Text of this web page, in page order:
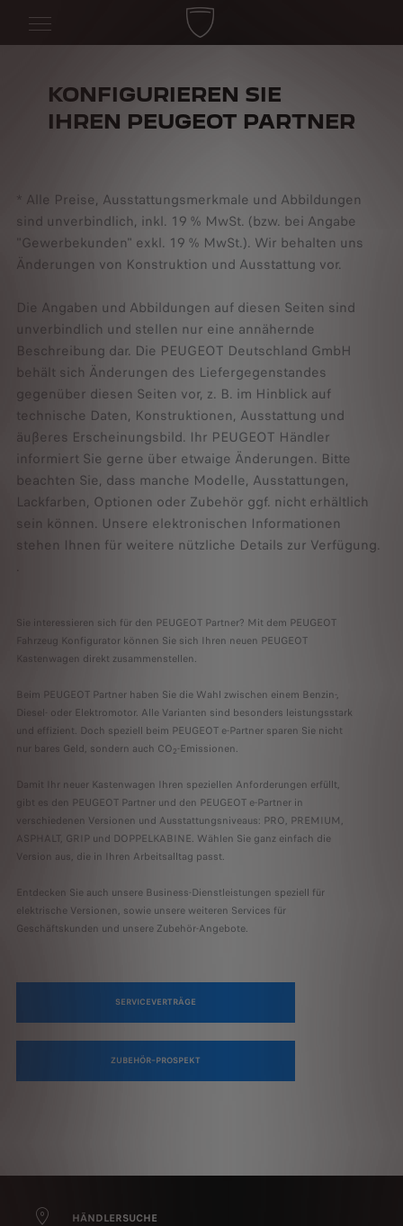
KONFIGURIEREN SIE
IHREN PEUGEOT PARTNER
* Alle Preise, Ausstattungsmerkmale und Abbildungen
sind unverbindlich, inkl. 19 % MwSt. (bzw. bei Angabe
"Gewerbekunden" exkl. 19 % MwSt.). Wir behalten uns
Änderungen von Konstruktion und Ausstattung vor.
Die Angaben und Abbildungen auf diesen Seiten sind
unverbindlich und stellen nur eine annähernde
Beschreibung dar. Die PEUGEOT Deutschland GmbH
behält sich Änderungen des Liefergegenstandes
gegenüber diesen Seiten vor, z. B. im Hinblick auf
technische Daten, Konstruktionen, Ausstattung und
äußeres Erscheinungsbild. Ihr PEUGEOT Händler
informiert Sie gerne über etwaige Änderungen. Bitte
beachten Sie, dass manche Modelle, Ausstattungen,
Lackfarben, Optionen oder Zubehör ggf. nicht erhältlich
sein können. Unsere elektronischen Informationen
stehen Ihnen für weitere nützliche Details zur Verfügung.
.
Sie interessieren sich für den PEUGEOT Partner? Mit dem PEUGEOT
Fahrzeug Konfigurator können Sie sich Ihren neuen PEUGEOT
Kastenwagen direkt zusammenstellen.
Beim PEUGEOT Partner haben Sie die Wahl zwischen einem Benzin-,
Diesel- oder Elektromotor. Alle Varianten sind besonders leistungsstark
und effizient. Doch speziell beim PEUGEOT e-Partner sparen Sie nicht
nur bares Geld, sondern auch CO2-Emissionen.
Damit Ihr neuer Kastenwagen Ihren speziellen Anforderungen erfüllt,
gibt es den PEUGEOT Partner und den PEUGEOT e-Partner in
verschiedenen Versionen und Ausstattungsniveaus: PRO, PREMIUM,
ASPHALT, GRIP und DOPPELKABINE. Wählen Sie ganz einfach die
Version aus, die in Ihren Arbeitsalltag passt.
Entdecken Sie auch unsere Business-Dienstleistungen speziell für
elektrische Versionen, sowie unsere weiteren Services für
Geschäftskunden und unsere Zubehör-Angebote.
SERVICEVERTRÄGE
ZUBEHÖR–PROSPEKT
HÄNDLERSUCHE